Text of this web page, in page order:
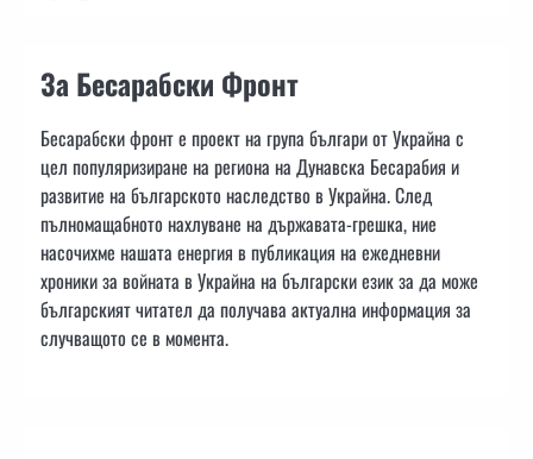
За Бесарабски Фронт
Бесарабски фронт е проект на група българи от Украйна с
цел популяризиране на региона на Дунавска Бесарабия и
развитие на българското наследство в Украйна. След
пълномащабното нахлуване на държавата-грешка, ние
насочихме нашата енергия в публикация на ежедневни
хроники за войната в Украйна на български език за да може
българският читател да получава актуална информация за
случващото се в момента.